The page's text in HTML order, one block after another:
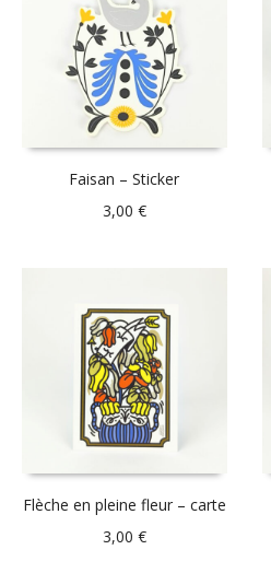
Faisan – Sticker
3,00 €
Flèche en pleine fleur – carte
3,00 €